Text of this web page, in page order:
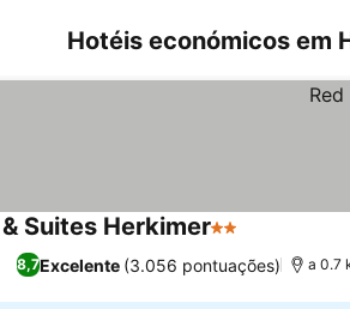
Hotéis económicos em
Suites Herkimer2 Estrelas
8,7Excelente (3.056 pontuações) a 0.7